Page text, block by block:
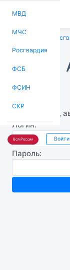
МВД
МЧС
Росгвардия
ФСБ
ФСИН
СКР
Вся Россия Войти
Пожалуйста,
Логин:
Пароль: